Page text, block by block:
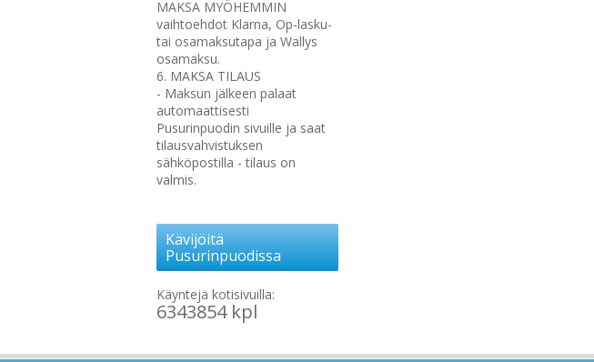
MAKSA MYÖHEMMIN
vaihtoehdot Klarna, Op-lasku-
tai osamaksutapa ja Wallys
osamaksu.
6. MAKSA TILAUS
- Maksun jälkeen palaat
automaattisesti
Pusurinpuodin sivuille ja saat
tilausvahvistuksen
sähköpostilla - tilaus on
valmis.
Kävijöitä
Pusurinpuodissa
Käyntejä kotisivuilla:
6343854 kpl